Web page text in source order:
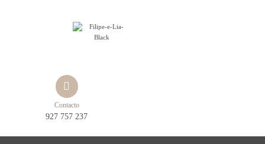
Contacto
927 757 237